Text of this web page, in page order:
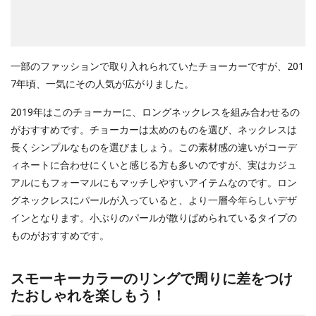
一部のファッションで取り入れられていたチョーカーですが、201
7年頃、一気にその人気が広がりました。
2019年はこのチョーカーに、ロングネックレスを組み合わせるの
がおすすめです。チョーカーは太めのものを選び、ネックレスは
長くシンプルなものを選びましょう。この素材感の違いがコーデ
ィネートに合わせにくいと感じる方も多いのですが、実はカジュ
アルにもフォーマルにもマッチしやすいアイテムなのです。ロン
グネックレスにパールが入っていると、より一層今年らしいデザ
インとなります。小ぶりのパールが散りばめられているタイプの
ものがおすすめです。
スモーキーカラーのリングで周りに差をつけ
たおしゃれを楽しもう！